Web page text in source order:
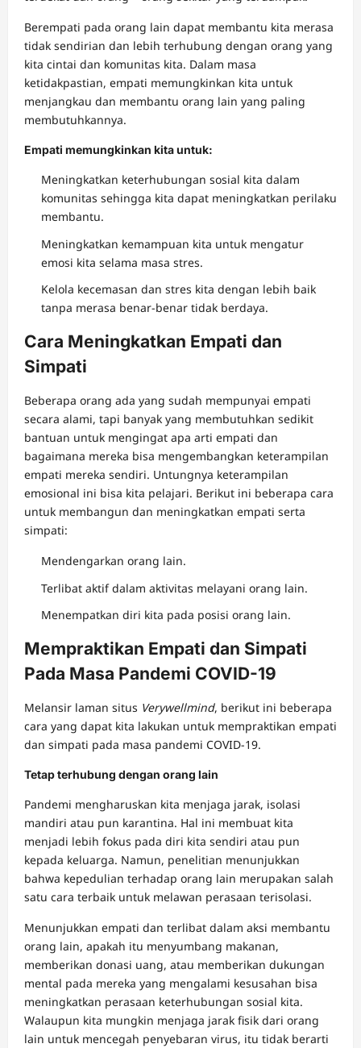
Berempati pada orang lain dapat membantu kita merasa
tidak sendirian dan lebih terhubung dengan orang yang
kita cintai dan komunitas kita. Dalam masa
ketidakpastian, empati memungkinkan kita untuk
menjangkau dan membantu orang lain yang paling
membutuhkannya.
Empati memungkinkan kita untuk:
Meningkatkan keterhubungan sosial kita dalam
komunitas sehingga kita dapat meningkatkan perilaku
membantu.
Meningkatkan kemampuan kita untuk mengatur
emosi kita selama masa stres.
Kelola kecemasan dan stres kita dengan lebih baik
tanpa merasa benar-benar tidak berdaya.
Cara Meningkatkan Empati dan
Simpati
Beberapa orang ada yang sudah mempunyai empati
secara alami, tapi banyak yang membutuhkan sedikit
bantuan untuk mengingat apa arti empati dan
bagaimana mereka bisa mengembangkan keterampilan
empati mereka sendiri. Untungnya keterampilan
emosional ini bisa kita pelajari. Berikut ini beberapa cara
untuk membangun dan meningkatkan empati serta
simpati:
Mendengarkan orang lain.
Terlibat aktif dalam aktivitas melayani orang lain.
Menempatkan diri kita pada posisi orang lain.
Mempraktikan Empati dan Simpati
Pada Masa Pandemi COVID-19
Melansir laman situs Verywellmind, berikut ini beberapa
cara yang dapat kita lakukan untuk mempraktikan empati
dan simpati pada masa pandemi COVID-19.
Tetap terhubung dengan orang lain
Pandemi mengharuskan kita menjaga jarak, isolasi
mandiri atau pun karantina. Hal ini membuat kita
menjadi lebih fokus pada diri kita sendiri atau pun
kepada keluarga. Namun, penelitian menunjukkan
bahwa kepedulian terhadap orang lain merupakan salah
satu cara terbaik untuk melawan perasaan terisolasi.
Menunjukkan empati dan terlibat dalam aksi membantu
orang lain, apakah itu menyumbang makanan,
memberikan donasi uang, atau memberikan dukungan
mental pada mereka yang mengalami kesusahan bisa
meningkatkan perasaan keterhubungan sosial kita.
Walaupun kita mungkin menjaga jarak fisik dari orang
lain untuk mencegah penyebaran virus, itu tidak berarti